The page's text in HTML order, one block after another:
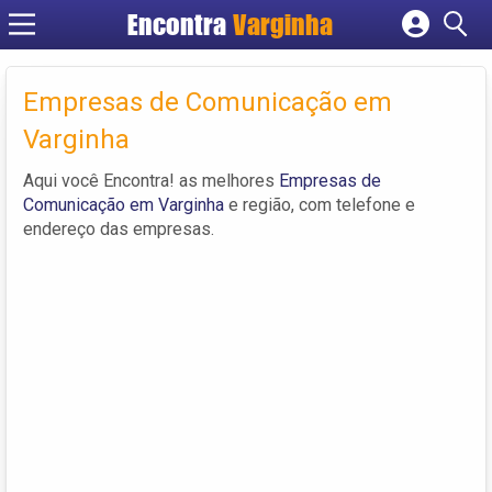
EncontraVarginha
Cadastrar empresa
Criar conta
Empresas de Comunicação em
Varginha
Aqui você Encontra! as melhores Empresas de
Comunicação em Varginha e região, com telefone e
endereço das empresas.